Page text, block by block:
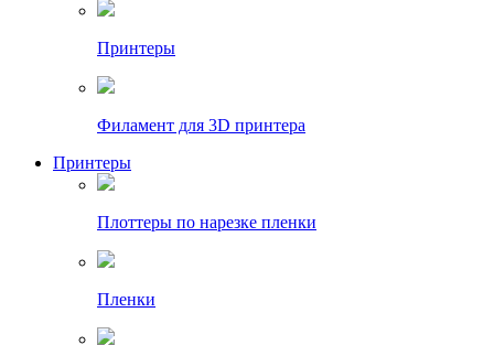
Принтеры
Филамент для 3D принтера
Принтеры
Плоттеры по нарезке пленки
Пленки